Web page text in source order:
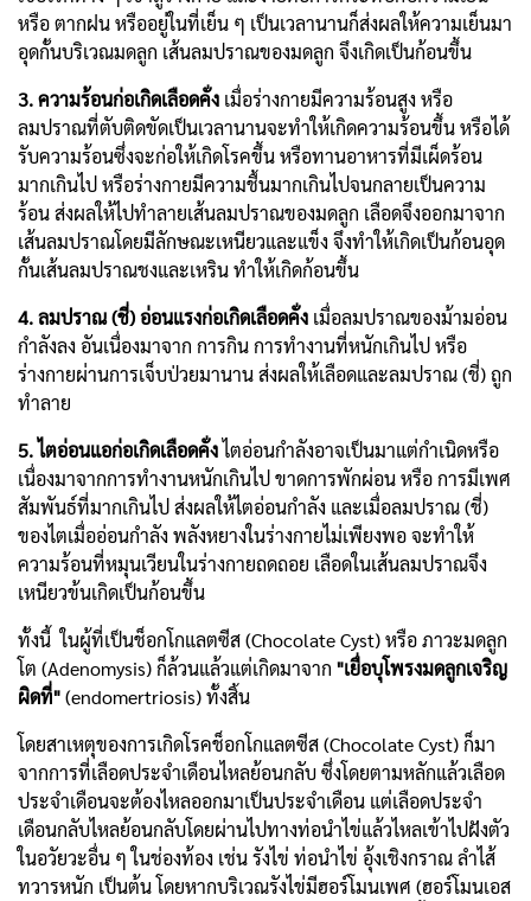
หรือ ตากฝน หรืออยู่ในที่เย็น ๆ เป็นเวลานานก็ส่งผลให้ความเย็นมา
อุดกั้นบริเวณมดลูก เส้นลมปราณของมดลูก จึงเกิดเป็นก้อนขึ้น
3. ความร้อนก่อเกิดเลือดคั่ง เมื่อร่างกายมีความร้อนสูง หรือ
ลมปราณที่ตับติดขัดเป็นเวลานานจะทำให้เกิดความร้อนขึ้น หรือได้
รับความร้อนซึ่งจะก่อให้เกิดโรคขึ้น หรือทานอาหารที่มีเผ็ดร้อน
มากเกินไป หรือร่างกายมีความชื้นมากเกินไปจนกลายเป็นความ
ร้อน ส่งผลให้ไปทำลายเส้นลมปราณของมดลูก เลือดจึงออกมาจาก
เส้นลมปราณโดยมีลักษณะเหนียวและแข็ง จึงทำให้เกิดเป็นก้อนอุด
กั้นเส้นลมปราณชงและเหริน ทำให้เกิดก้อนขึ้น
4. ลมปราณ (ชี่) อ่อนแรงก่อเกิดเลือดคั่ง เมื่อลมปราณของม้ามอ่อน
กำลังลง อันเนื่องมาจาก การกิน การทำงานที่หนักเกินไป หรือ
ร่างกายผ่านการเจ็บป่วยมานาน ส่งผลให้เลือดและลมปราณ (ชี่) ถูก
ทำลาย
5. ไตอ่อนแอก่อเกิดเลือดคั่งไตอ่อนกำลังอาจเป็นมาแต่กำเนิดหรือ
เนื่องมาจากการทำงานหนักเกินไป ขาดการพักผ่อน หรือ การมีเพศ
สัมพันธ์ที่มากเกินไป ส่งผลให้ไตอ่อนกำลัง และเมื่อลมปราณ (ชี่)
ของไตเมื่ออ่อนกำลัง พลังหยางในร่างกายไม่เพียงพอ จะทำให้
ความร้อนที่หมุนเวียนในร่างกายถดถอย เลือดในเส้นลมปราณจึง
เหนียวข้นเกิดเป็นก้อนขึ้น
ทั้งนี้ ในผู้ที่เป็นช็อกโกแลตซีส (Chocolate Cyst) หรือ ภาวะมดลูก
โต (Adenomysis) ก็ล้วนแล้วแต่เกิดมาจาก "เยื่อบุโพรงมดลูกเจริญ
ผิดที่"(endomertriosis) ทั้งสิ้น
โดยสาเหตุของการเกิดโรคช็อกโกแลตซีส (Chocolate Cyst) ก็มา
จากการที่เลือดประจำเดือนไหลย้อนกลับ ซึ่งโดยตามหลักแล้วเลือด
ประจำเดือนจะต้องไหลออกมาเป็นประจำเดือน แต่เลือดประจำ
เดือนกลับไหลย้อนกลับโดยผ่านไปทางท่อนำไข่แล้วไหลเข้าไปฝังตัว
ในอวัยวะอื่น ๆ ในช่องท้อง เช่น รังไข่ ท่อนำไข่ อุ้งเชิงกราณ ลำไส้
ทวารหนัก เป็นต้น โดยหากบริเวณรังไข่มีฮอร์โมนเพศ (ฮอร์โมนเอส